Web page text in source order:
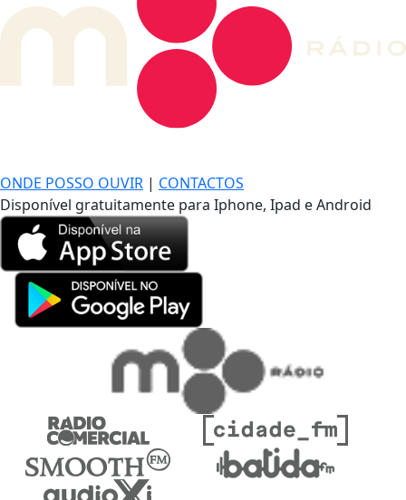
ONDE POSSO OUVIR | CONTACTOS
Disponível gratuitamente para Iphone, Ipad e Android